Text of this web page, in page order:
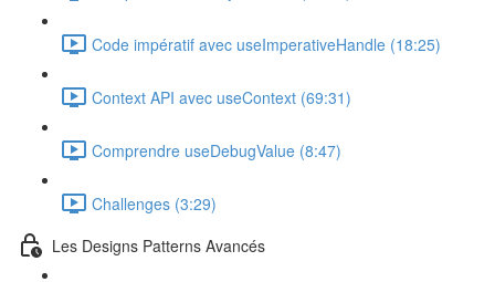
Code impératif avec useImperativeHandle (18:25)
Context API avec useContext (69:31)
Comprendre useDebugValue (8:47)
Challenges (3:29)
Les Designs Patterns Avancés